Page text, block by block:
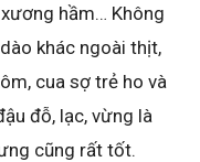
hầm… Không
khác ngoài thịt,
cua sợ trẻ ho và
đỗ, lạc, vừng là
cũng rất tốt.